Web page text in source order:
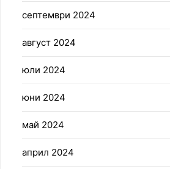
септември 2024
август 2024
юли 2024
юни 2024
май 2024
април 2024